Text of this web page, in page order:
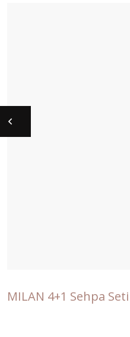
MILAN 4+1 Sehpa Seti